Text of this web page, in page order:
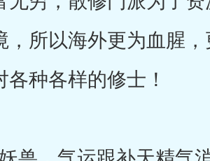
，所以海外更为血腥
种各样的修士！